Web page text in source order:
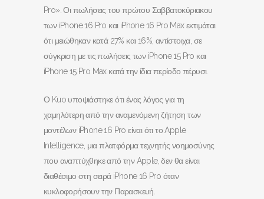
Pro». Οι πωλήσεις του πρώτου Σαββατοκύριακου
των iPhone 16 Pro και iPhone 16 Pro Max εκτιμάται
ότι μειώθηκαν κατά 27% και 16%, αντίστοιχα, σε
σύγκριση με τις πωλήσεις των iPhone 15 Pro και
iPhone 15 Pro Max κατά την ίδια περίοδο πέρυσι.
Ο Kuo υποψιάστηκε ότι ένας λόγος για τη
χαμηλότερη από την αναμενόμενη ζήτηση των
μοντέλων iPhone 16 Pro είναι ότι το Apple
Intelligence, μια πλατφόρμα τεχνητής νοημοσύνης
που αναπτύχθηκε από την Apple, δεν θα είναι
διαθέσιμο στη σειρά iPhone 16 Pro όταν
κυκλοφορήσουν την Παρασκευή.